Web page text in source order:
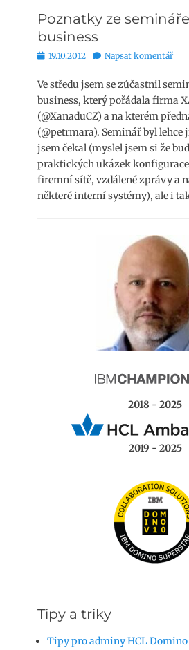
Poznatky ze
business
Publikováno
19.10.2012 Napsat komentář
Ve středu jsem se zúčastnil
business, který pořádala firma
(@XanaduCZ) a na kterém
(@petrmara). Seminář byl lehce
jsem čekal (myslel jsem si že
praktických ukázek
firemní sítě, vzdálené zprávy a
některé interní systémy), ale i
2018 - 2025
2019 - 2025
Tipy a triky
Tipy pro adminy HCL Domino